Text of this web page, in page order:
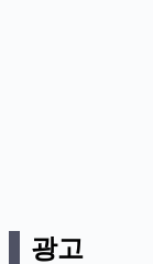
광고